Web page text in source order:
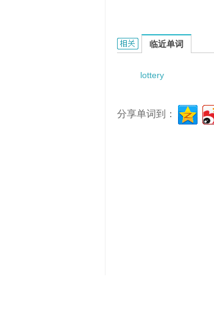
lottery phone number的
临近单词
lottery
分享单词到：